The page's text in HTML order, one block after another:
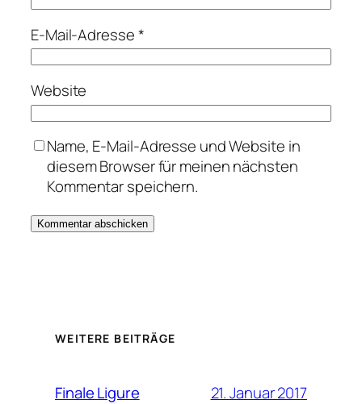
E-Mail-Adresse*
Website
Name, E-Mail-Adresse und Website in
diesem Browser für meinen nächsten
Kommentar speichern.
WEITERE BEITRÄGE
Finale Ligure 21. Januar 2017